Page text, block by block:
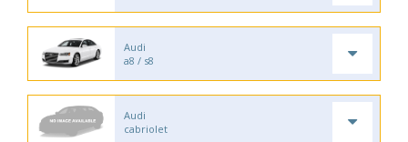
Audi
a8 / s8
Audi
cabriolet